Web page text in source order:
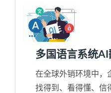
多国语言系统
在全球外销环境中，
找得到、看得懂、信